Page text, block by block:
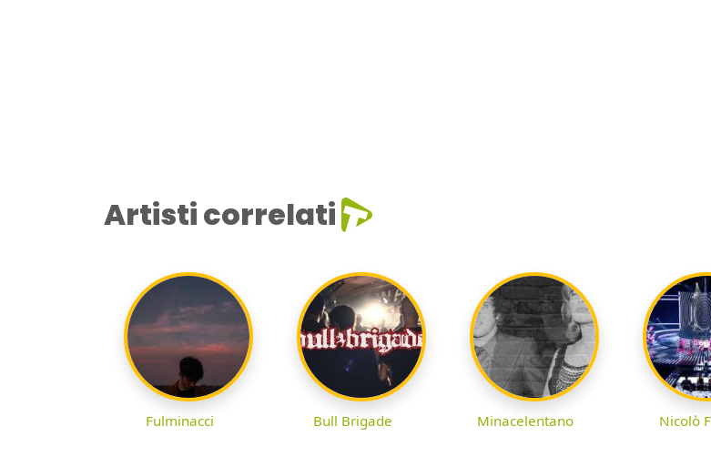
Artisti correlati
Fulminacci Bull Brigade Minacelentano Nicolò